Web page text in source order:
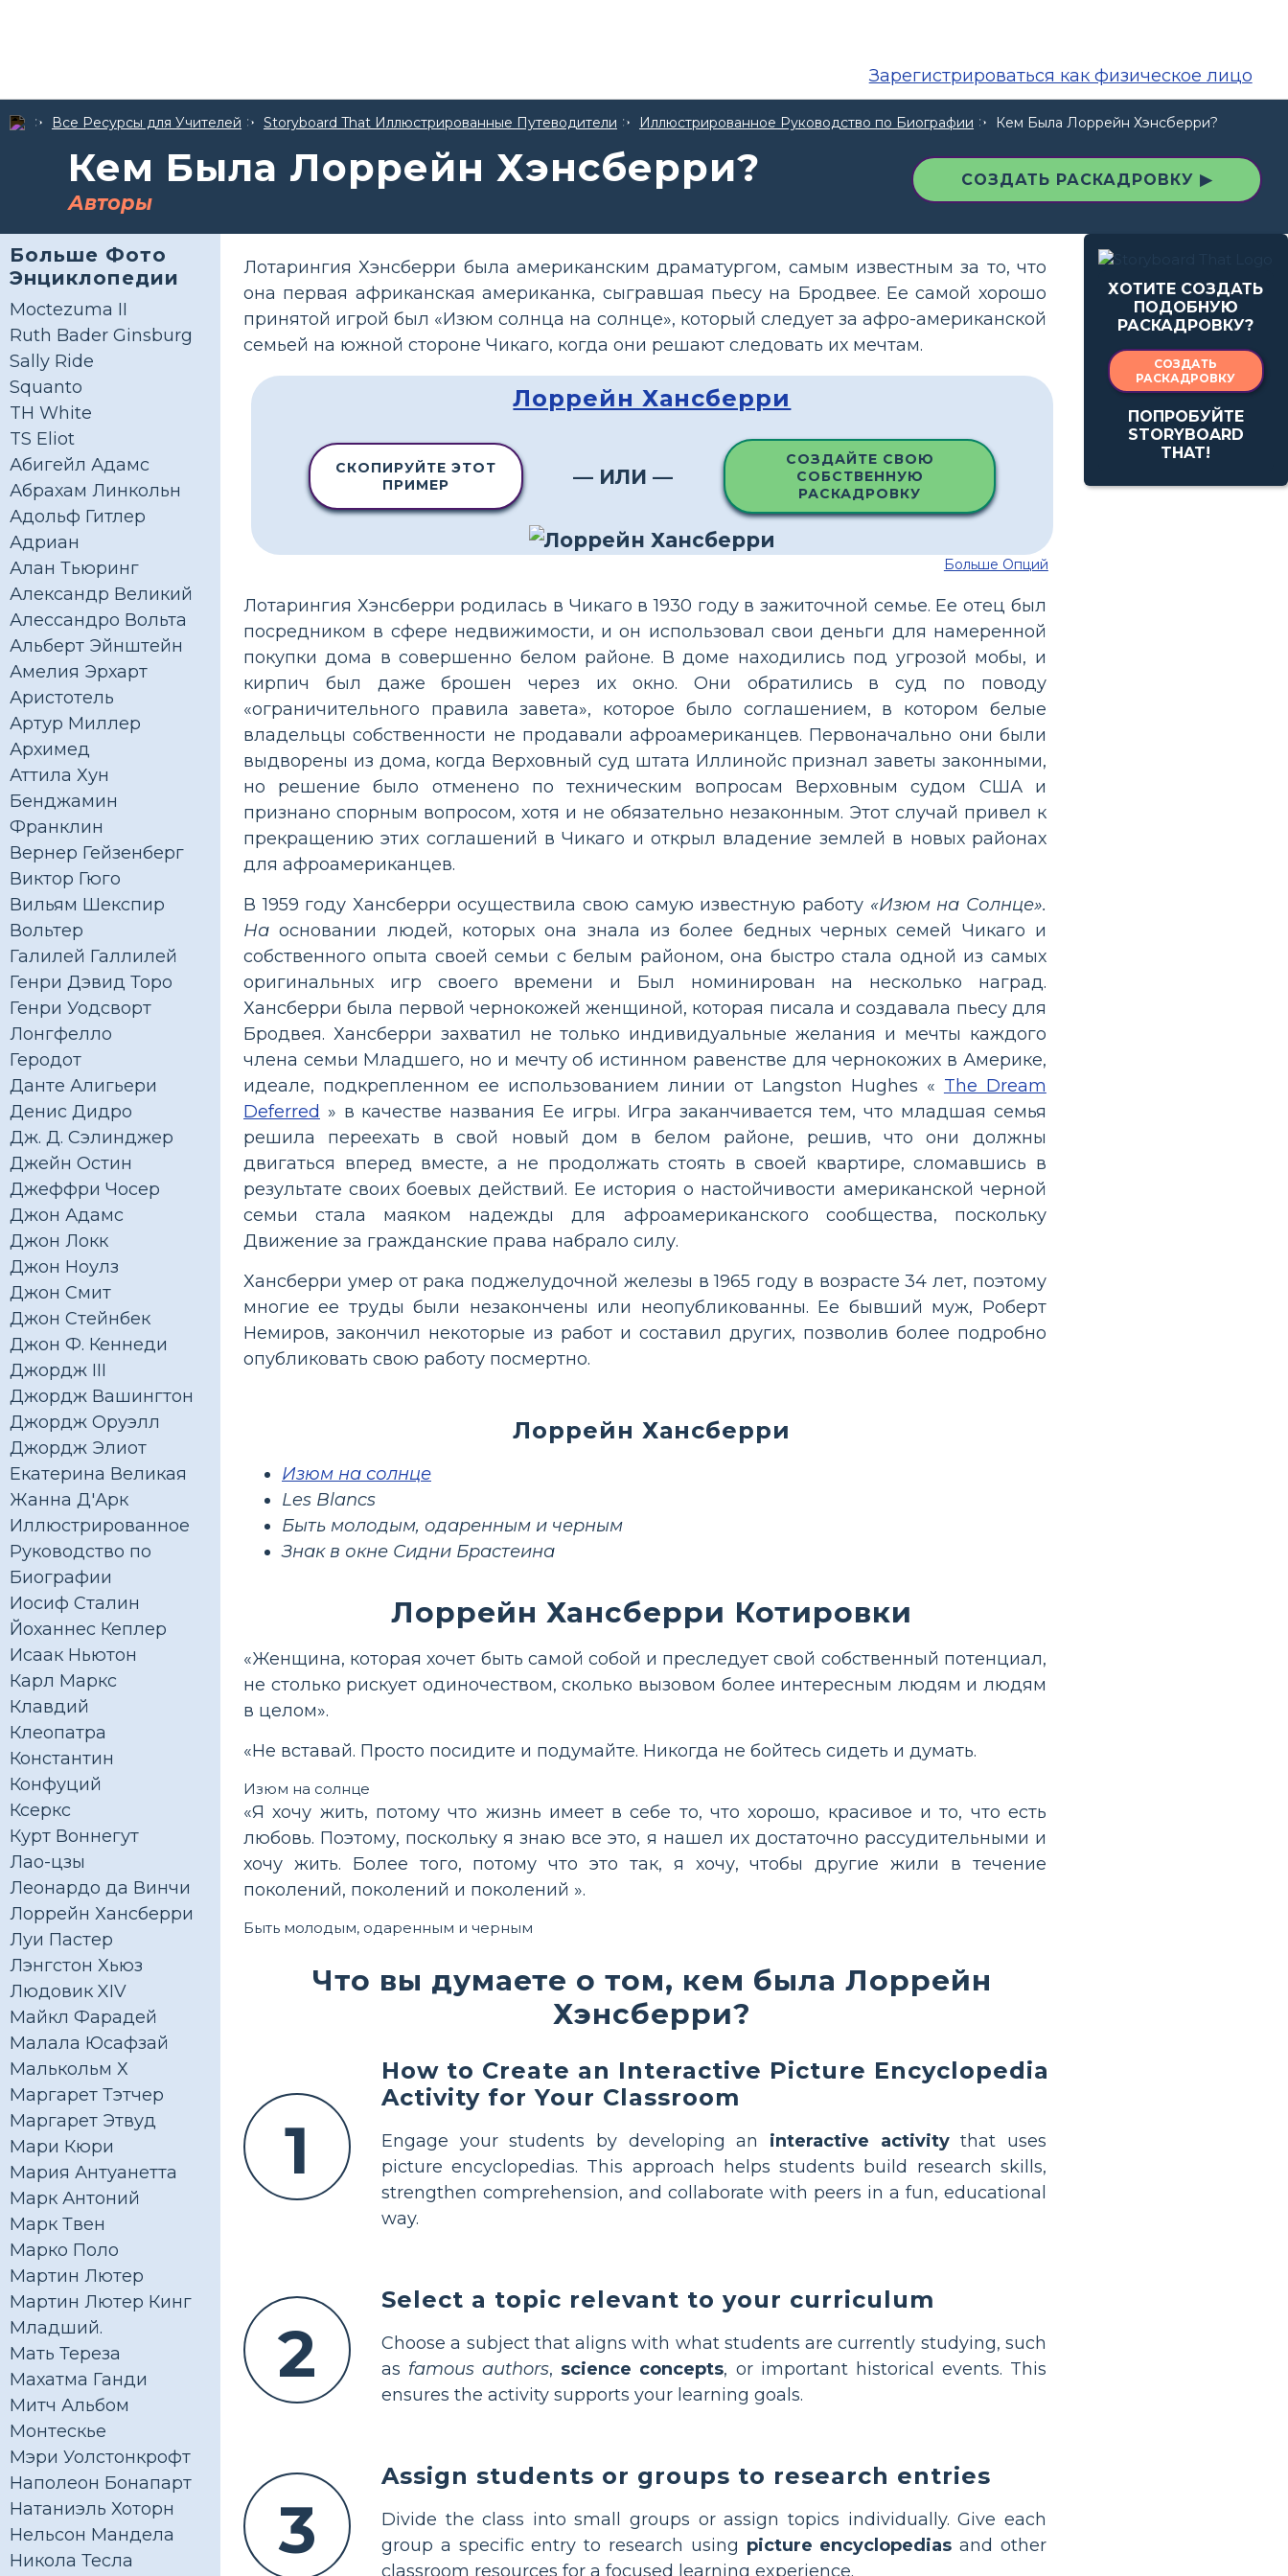
Зарегистрироваться как физическое лицо
Все Ресурсы для Учителей Storyboard That Иллюстрированные Путеводители Иллюстрированное Руководство по Биографии Кем Была Лоррейн Хэнсберри?
Кем Была Лоррейн Хэнсберри?
Авторы
СОЗДАТЬ РАСКАДРОВКУ ▶
Больше Фото
Энциклопедии
Moctezuma II
Ruth Bader Ginsburg
Sally Ride
Squanto
TH White
TS Eliot
Абигейл Адамс
Абрахам Линкольн
Адольф Гитлер
Адриан
Алан Тьюринг
Александр Великий
Алессандро Вольта
Альберт Эйнштейн
Амелия Эрхарт
Аристотель
Артур Миллер
Архимед
Аттила Хун
Бенджамин
Франклин
Вернер Гейзенберг
Виктор Гюго
Вильям Шекспир
Вольтер
Галилей Галлилей
Генри Дэвид Торо
Генри Уодсворт
Лонгфелло
Геродот
Данте Алигьери
Денис Дидро
Дж. Д. Сэлинджер
Джейн Остин
Джеффри Чосер
Джон Адамс
Джон Локк
Джон Ноулз
Джон Смит
Джон Стейнбек
Джон Ф. Кеннеди
Джордж III
Джордж Вашингтон
Джордж Оруэлл
Джордж Элиот
Екатерина Великая
Жанна Д'Арк
Иллюстрированное
Руководство по
Биографии
Иосиф Сталин
Йоханнес Кеплер
Исаак Ньютон
Карл Маркс
Клавдий
Клеопатра
Константин
Конфуций
Ксеркс
Курт Воннегут
Лао-цзы
Леонардо да Винчи
Лоррейн Хансберри
Луи Пастер
Лэнгстон Хьюз
Людовик XIV
Майкл Фарадей
Малала Юсафзай
Малькольм Х
Маргарет Тэтчер
Маргарет Этвуд
Мари Кюри
Мария Антуанетта
Марк Антоний
Марк Твен
Марко Поло
Мартин Лютер
Мартин Лютер Кинг
Младший.
Мать Тереза
Махатма Ганди
Митч Альбом
Монтескье
Мэри Уолстонкрофт
Наполеон Бонапарт
Натаниэль Хоторн
Нельсон Мандела
Никола Тесла
ХОТИТЕ СОЗДАТЬ
ПОДОБНУЮ
РАСКАДРОВКУ?
СОЗДАТЬ
РАСКАДРОВКУ
ПОПРОБУЙТЕ
STORYBOARD
THAT!
Лотарингия Хэнсберри была американским драматургом, самым известным за то, что
она первая африканская американка, сыгравшая пьесу на Бродвее. Ее самой хорошо
принятой игрой был «Изюм солнца на солнце», который следует за афро-американской
семьей на южной стороне Чикаго, когда они решают следовать их мечтам.
Лоррейн Хансберри
СКОПИРУЙТЕ ЭТОТ
ПРИМЕР
— ИЛИ —
СОЗДАЙТЕ СВОЮ
СОБСТВЕННУЮ
РАСКАДРОВКУ
Больше Опций
Лотарингия Хэнсберри родилась в Чикаго в 1930 году в зажиточной семье. Ее отец был
посредником в сфере недвижимости, и он использовал свои деньги для намеренной
покупки дома в совершенно белом районе. В доме находились под угрозой мобы, и
кирпич был даже брошен через их окно. Они обратились в суд по поводу
«ограничительного правила завета», которое было соглашением, в котором белые
владельцы собственности не продавали афроамериканцев. Первоначально они были
выдворены из дома, когда Верховный суд штата Иллинойс признал заветы законными,
но решение было отменено по техническим вопросам Верховным судом США и
признано спорным вопросом, хотя и не обязательно незаконным. Этот случай привел к
прекращению этих соглашений в Чикаго и открыл владение землей в новых районах
для афроамериканцев.
В 1959 году Хансберри осуществила свою самую известную работу «Изюм на Солнце».
На основании людей, которых она знала из более бедных черных семей Чикаго и
собственного опыта своей семьи с белым районом, она быстро стала одной из самых
оригинальных игр своего времени и Был номинирован на несколько наград.
Хансберри была первой чернокожей женщиной, которая писала и создавала пьесу для
Бродвея. Хансберри захватил не только индивидуальные желания и мечты каждого
члена семьи Младшего, но и мечту об истинном равенстве для чернокожих в Америке,
идеале, подкрепленном ее использованием линии от Langston Hughes « The Dream
Deferred » в качестве названия Ее игры. Игра заканчивается тем, что младшая семья
решила переехать в свой новый дом в белом районе, решив, что они должны
двигаться вперед вместе, а не продолжать стоять в своей квартире, сломавшись в
результате своих боевых действий. Ее история о настойчивости американской черной
семьи стала маяком надежды для афроамериканского сообщества, поскольку
Движение за гражданские права набрало силу.
Хансберри умер от рака поджелудочной железы в 1965 году в возрасте 34 лет, поэтому
многие ее труды были незакончены или неопубликованны. Ее бывший муж, Роберт
Немиров, закончил некоторые из работ и составил других, позволив более подробно
опубликовать свою работу посмертно.
Лоррейн Хансберри
Изюм на солнце
Les Blancs
Быть молодым, одаренным и черным
Знак в окне Сидни Брастеина
Лоррейн Хансберри Котировки
«Женщина, которая хочет быть самой собой и преследует свой собственный потенциал,
не столько рискует одиночеством, сколько вызовом более интересным людям и людям
в целом».
«Не вставай. Просто посидите и подумайте. Никогда не бойтесь сидеть и думать.
Изюм на солнце
«Я хочу жить, потому что жизнь имеет в себе то, что хорошо, красивое и то, что есть
любовь. Поэтому, поскольку я знаю все это, я нашел их достаточно рассудительными и
хочу жить. Более того, потому что это так, я хочу, чтобы другие жили в течение
поколений, поколений и поколений ».
Быть молодым, одаренным и черным
Что вы думаете о том, кем была Лоррейн
Хэнсберри?
1
How to Create an Interactive Picture Encyclopedia
Activity for Your Classroom
Engage your students by developing an interactive activitythat uses
picture encyclopedias. This approach helps students build research skills,
strengthen comprehension, and collaborate with peers in a fun, educational
way.
2
Select a topic relevant to your curriculum
Choose a subject that aligns with what students are currently studying, such
as famous authors, science concepts, or important historical events. This
ensures the activity supports your learning goals.
3
Assign students or groups to research entries
Divide the class into small groups or assign topics individually. Give each
group a specific entry to research using picture encyclopedias and other
classroom resources for a focused learning experience.